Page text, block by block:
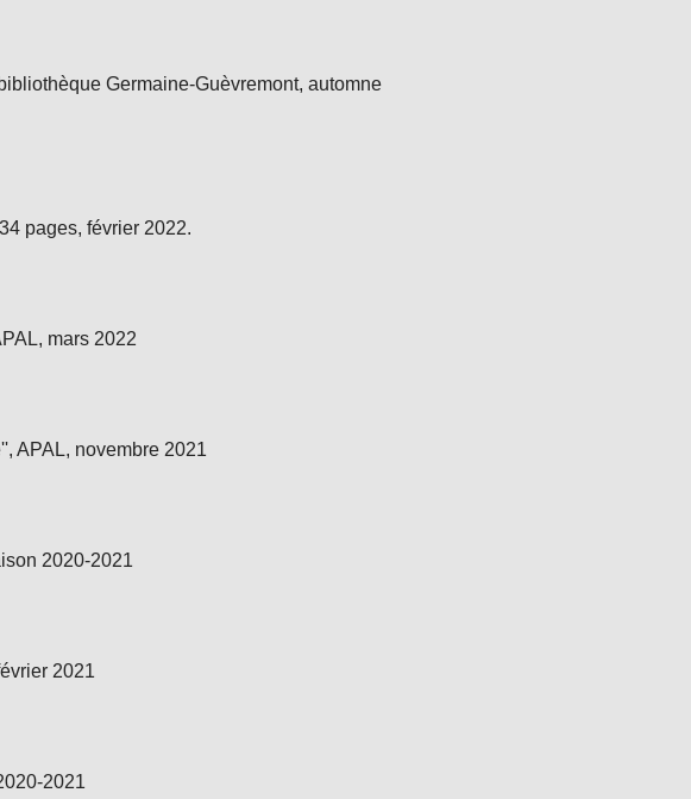
Germaine-Guèvremont, automne
pages, février 2022.
mars 2022
APAL, novembre 2021
2020-2021
2021
2021